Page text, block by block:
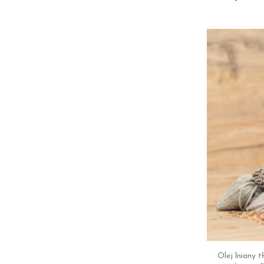
Olej lniany